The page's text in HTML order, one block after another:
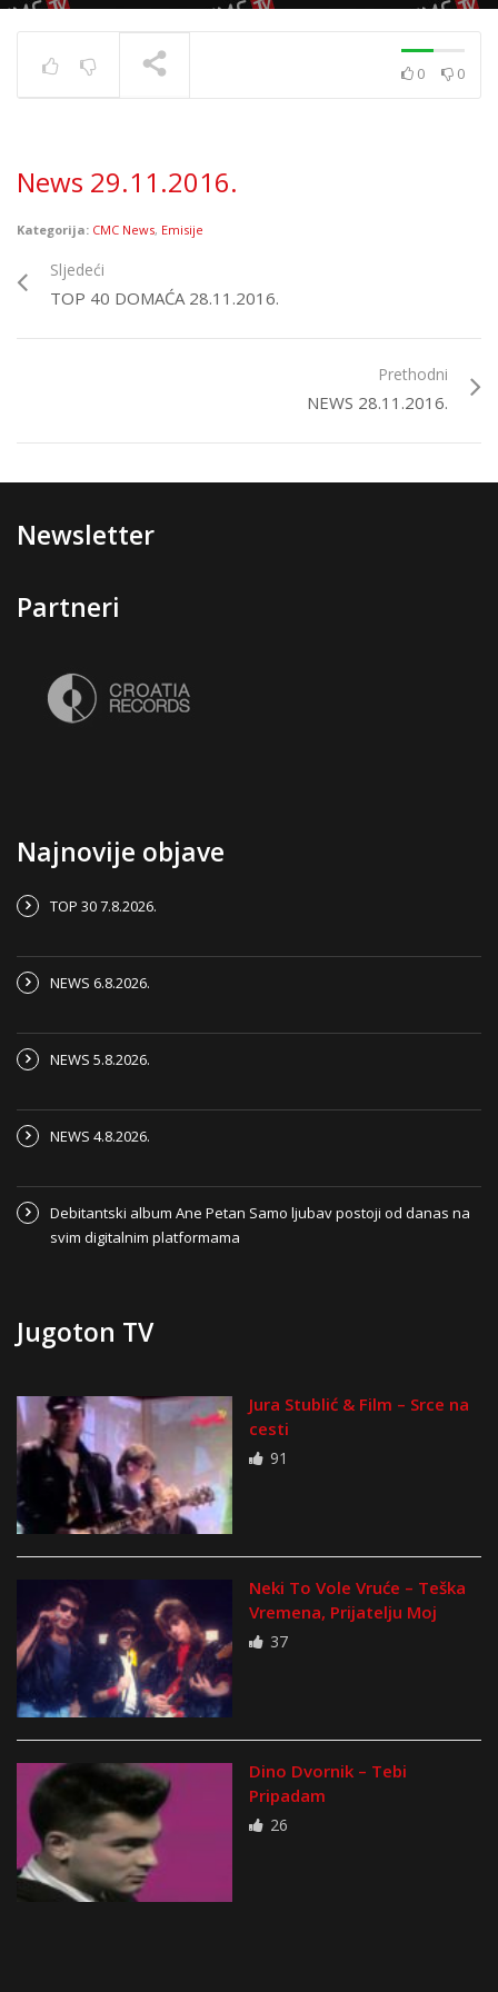
0 0
News 29.11.2016.
Kategorija: CMC News, Emisije
Sljedeći
TOP 40 DOMAĆA 28.11.2016.
Prethodni
NEWS 28.11.2016.
Newsletter
Partneri
Najnovije objave
TOP 30 7.8.2026.
NEWS 6.8.2026.
NEWS 5.8.2026.
NEWS 4.8.2026.
Debitantski album Ane Petan Samo ljubav postoji od danas na
svim digitalnim platformama
Jugoton TV
Jura Stublić & Film – Srce na
cesti
91
Neki To Vole Vruće – Teška
Vremena, Prijatelju Moj
37
Dino Dvornik – Tebi
Pripadam
26